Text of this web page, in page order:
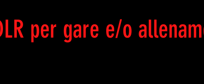
per gare e/o